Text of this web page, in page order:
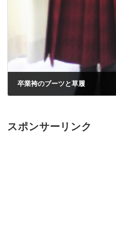
卒業袴のブーツと草履
スポンサーリンク